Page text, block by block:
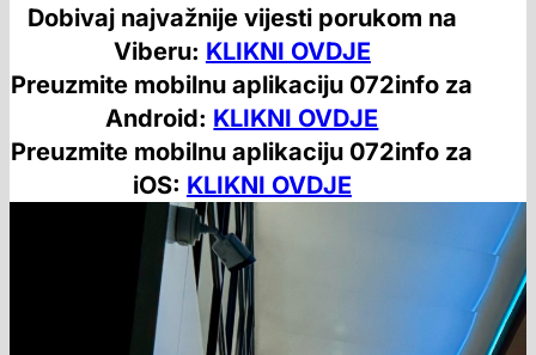
Dobivaj najvažnije vijesti porukom na
Viberu: KLIKNI OVDJE
Preuzmite mobilnu aplikaciju 072info za
Android: KLIKNI OVDJE
Preuzmite mobilnu aplikaciju 072info za
iOS: KLIKNI OVDJE